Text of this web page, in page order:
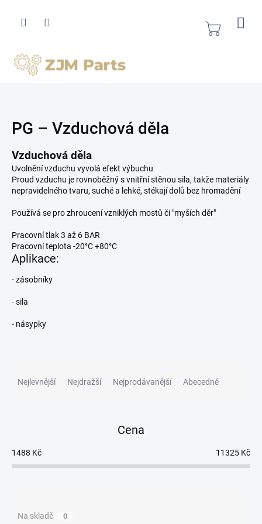
obsah
Nákupní
PG – Vzduchová děla
Vzduchová děla
Uvolnění vzduchu vyvolá efekt výbuchu
Proud vzduchu je rovnoběžný s vnitřní stěnou sila, takže materiály
nepravidelného tvaru, suché a lehké, stékají dolů bez hromadění
Používá se pro zhroucení vzniklých mostů či "myších děr"
Pracovní tlak 3 až 6 BAR
Pracovní teplota -20°C +80°C
Aplikace:
- zásobníky
- sila
- násypky
p
r
o
Nejlevnější Nejdražší Nejprodávanější Abecedně
Cena
1488 Kč 11325 Kč
Na skladě 0